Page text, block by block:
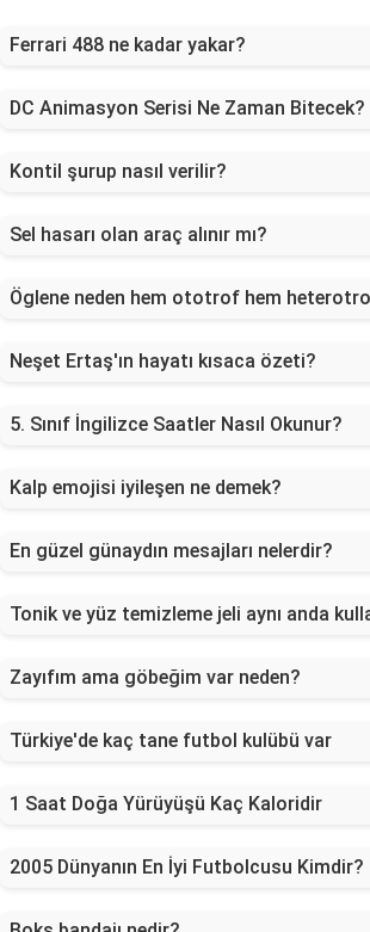
Ferrari 488 ne kadar yakar?
DC Animasyon Serisi Ne Zaman Bitecek?
Kontil şurup nasıl verilir?
Sel hasarı olan araç alınır mı?
Öglene neden hem ototrof hem
Neşet Ertaş'ın hayatı kısaca özeti?
5. Sınıf İngilizce Saatler Nasıl Okunur?
Kalp emojisi iyileşen ne demek?
En güzel günaydın mesajları nelerdir?
Tonik ve yüz temizleme jeli aynı anda
Zayıfım ama göbeğim var neden?
Türkiye'de kaç tane futbol kulübü var
1 Saat Doğa Yürüyüşü Kaç Kaloridir
2005 Dünyanın En İyi Futbolcusu Kimdir?